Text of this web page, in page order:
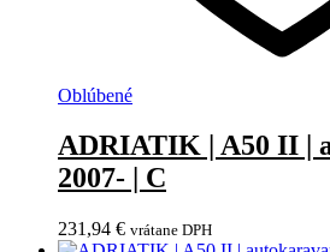
Oblúbené
ADRIATIK | A50 II |
2007- | C
231,94 € vrátane DPH